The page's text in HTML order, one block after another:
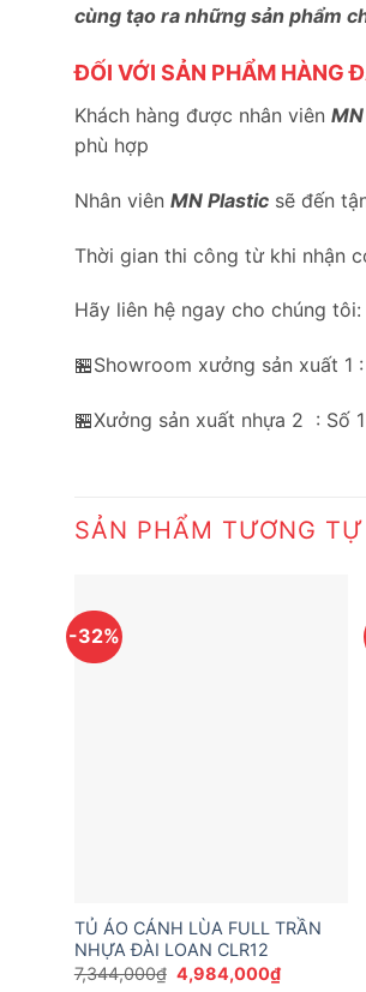
cùng tạo ra những sản phẩm
ĐỐI VỚI SẢN PHẨM HÀNG
Khách hàng được nhân viên
phù hợp
Nhân viên MN Plastic sẽ đến
Thời gian thi công từ khi nhận
Hãy liên hệ ngay cho chúng tôi:
🏪Showroom xưởng sản xuất 1
🏪Xưởng sản xuất nhựa 2 : Số
SẢN PHẨM TƯƠNG TỰ
-32%
TỦ ÁO CÁNH LÙA FULL TRẦN
NHỰA ĐÀI LOAN CLR12
7,344,000₫ Giá
4,984,000₫Giá